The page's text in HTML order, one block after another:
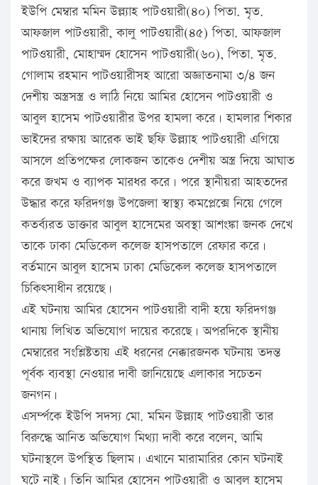
ইউপি মেম্বার মমিন উল্ল্যাহ পাটওয়ারী(৪০) পিতা. মৃত.
আফজাল পাটওয়ারী, কালু পাটওয়ারী(৪৫) পিতা. আফজাল
পাটওয়ারী, মোহাম্মদ হোসেন পাটওয়ারী(৬০), পিতা. মৃত.
গোলাম রহমান পাটওয়ারীসহ আরো অজ্ঞাতনামা ৩/৪ জন
দেশীয় অস্ত্রসস্ত্র ও লাঠি নিয়ে আমির হোসেন পাটওয়ারী ও
আবুল হাসেম পাটওয়ারীর উপর হামলা করে। হামলার শিকার
ভাইদের রক্ষায় আরেক ভাই ছফি উল্ল্যাহ পাটওয়ারী এগিয়ে
আসলে প্রতিপক্ষের লোকজন তাকেও দেশীয় অস্ত্র দিয়ে আঘাত
করে জখম ও ব্যাপক মারধর করে। পরে স্থানীয়রা আহতদের
উদ্ধার করে ফরিদগঞ্জ উপজেলা স্বাস্থ্য কমপ্লেক্সে নিয়ে গেলে
কতর্ব্যরত ডাক্তার আবুল হাসেমের অবস্থা আশংঙ্কা জনক দেখে
তাকে ঢাকা মেডিকেল কলেজ হাসপতালে রেফার করে।
বর্তমানে আবুল হাসেম ঢাকা মেডিকেল কলেজ হাসপতালে
চিকিৎসাধীন রয়েছে।
এই ঘটনায় আমির হোসেন পাটওয়ারী বাদী হয়ে ফরিদগঞ্জ
থানায় লিখিত অভিযোগ দায়ের করেছে। অপরদিকে স্থানীয়
মেম্বারের সংশ্লিষ্টতায় এই ধরনের নেক্কারজনক ঘটনায় তদন্ত
পূর্বক ব্যবস্থা নেওয়ার দাবী জানিয়েছে এলাকার সচেতন
জনগন।
এসর্ম্পকে ইউপি সদস্য মো. মমিন উল্ল্যাহ পাটওয়ারী তার
বিরুদ্ধে আনিত অভিযোগ মিথ্যা দাবী করে বলেন, আমি
ঘটনাস্থলে উপস্থিত ছিলাম। এখানে মারামারির কোন ঘটনাই
ঘটে নাই। তিনি আমির হোসেন পাটওয়ারী ও আবুল হাসেম